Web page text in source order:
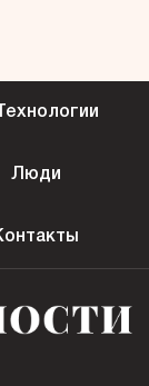
Технологии
Люди